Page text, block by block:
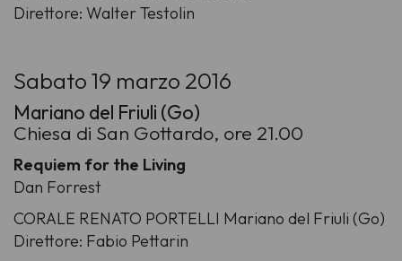
Direttore: Walter Testolin
Sabato 19 marzo 2016
Mariano del Friuli (Go)
Chiesa di San Gottardo, ore 21.00
Requiem for the Living
Dan Forrest
CORALE RENATO PORTELLI Mariano del Friuli (Go)
Direttore: Fabio Pettarin